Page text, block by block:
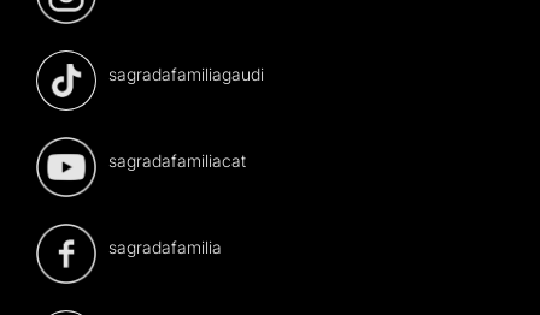
sagradafamiliagaudi
sagradafamiliacat
sagradafamilia